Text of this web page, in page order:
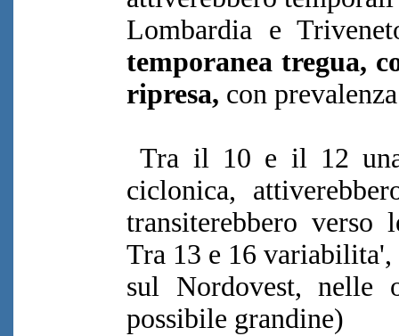
Lombardia e
temporanea tregua,
ripresa, con
Tra il 10 e il 12 una
ciclonica,
transiterebbero verso
Tra 13 e 16 variabilita',
sul Nordovest, nelle
possibile grandine)